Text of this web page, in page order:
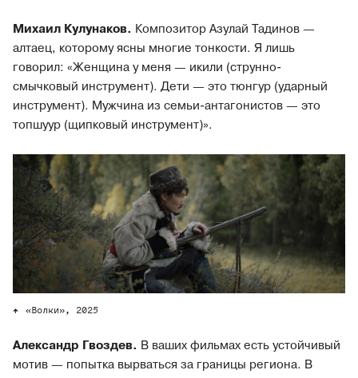
Михаил Кулунаков. Композитор Азулай Тадинов —
алтаец, которому ясны многие тонкости. Я лишь
говорил: «Женщина у меня — икили (струнно-
смычковый инструмент). Дети — это тюнгур (ударный
инструмент). Мужчина из семьи-антагонистов — это
топшуур (щипковый инструмент)».
«Волки», 2025
Александр Гвоздев. В ваших фильмах есть устойчивый
мотив — попытка вырваться за границы региона. В